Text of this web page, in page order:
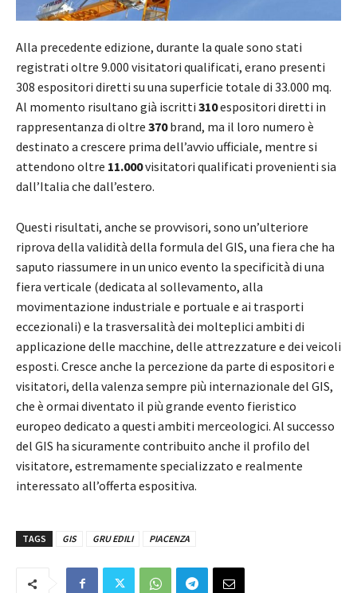
Alla precedente edizione, durante la quale sono stati
registrati oltre 9.000 visitatori qualificati, erano presenti
308 espositori diretti su una superficie totale di 33.000 mq.
Al momento risultano già iscritti 310espositori diretti in
rappresentanza di oltre 370brand, ma il loro numero è
destinato a crescere prima dell’avvio ufficiale, mentre si
attendono oltre 11.000visitatori qualificati provenienti sia
dall’Italia che dall’estero.
Questi risultati, anche se provvisori, sono un’ulteriore
riprova della validità della formula del GIS, una fiera che ha
saputo riassumere in un unico evento la specificità di una
fiera verticale (dedicata al sollevamento, alla
movimentazione industriale e portuale e ai trasporti
eccezionali) e la trasversalità dei molteplici ambiti di
applicazione delle macchine, delle attrezzature e dei veicoli
esposti. Cresce anche la percezione da parte di espositori e
visitatori, della valenza sempre più internazionale del GIS,
che è ormai diventato il più grande evento fieristico
europeo dedicato a questi ambiti merceologici. Al successo
del GIS ha sicuramente contribuito anche il profilo del
visitatore, estremamente specializzato e realmente
interessato all’offerta espositiva.
TAGS GIS GRU EDILI PIACENZA